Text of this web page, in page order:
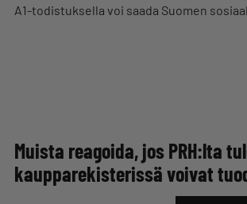
A1-todistuksella voi saada Suomen
Muista reagoida, jos PRH:lta
kaupparekisterissä voivat